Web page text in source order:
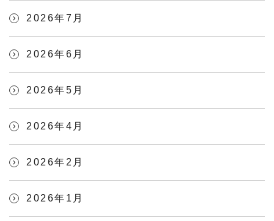
2026年7月
2026年6月
2026年5月
2026年4月
2026年2月
2026年1月